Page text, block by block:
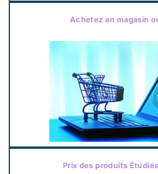
Achetez en magasin
Prix des produits